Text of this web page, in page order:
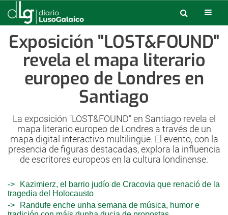
Exposición "LOST&FOUND"
revela el mapa literario
europeo de Londres en
Santiago
La exposición "LOST&FOUND" en Santiago revela el
mapa literario europeo de Londres a través de un
mapa digital interactivo multilingüe. El evento, con la
presencia de figuras destacadas, explora la influencia
de escritores europeos en la cultura londinense.
Kazimierz, el barrio judío de Cracovia que renació de la
tragedia del Holocausto
Randufe enche unha semana de música, humor e